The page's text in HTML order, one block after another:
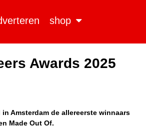
shop
Awards 2025
Amsterdam de allereerste winnaars
Made Out Of.